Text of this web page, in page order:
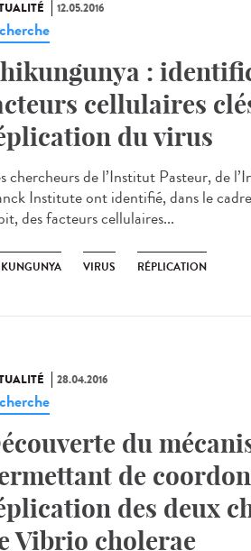
12.05.2016
:
cellulaires
du virus
chercheurs de l’Institut Pasteur, de
Institute ont identifié, dans le
des facteurs cellulaires...
VIRUS RÉPLICATION
28.04.2016
du
de
des deux
Vibrio cholerae